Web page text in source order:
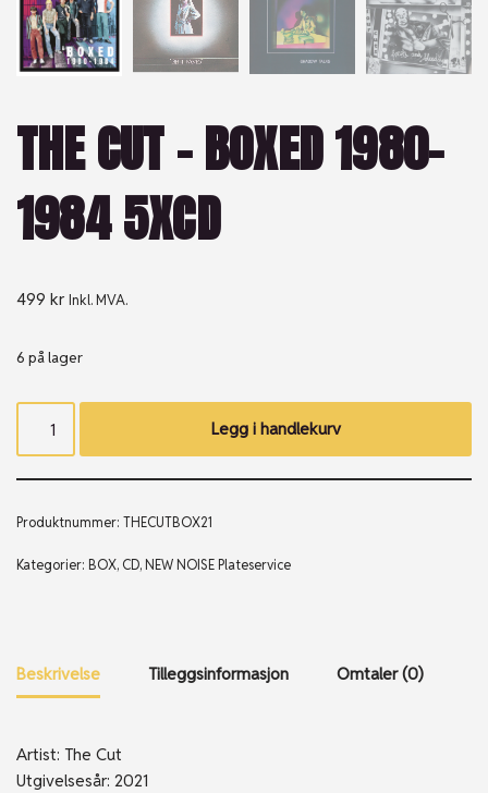
THE CUT – BOXED 1980-
1984 5XCD
499 kr Inkl. MVA.
6 på lager
Legg i handlekurv
Produktnummer: THECUTBOX21
Kategorier: BOX, CD, NEW NOISE Plateservice
Beskrivelse Tilleggsinformasjon Omtaler (0)
Artist: The Cut
Utgivelsesår: 2021